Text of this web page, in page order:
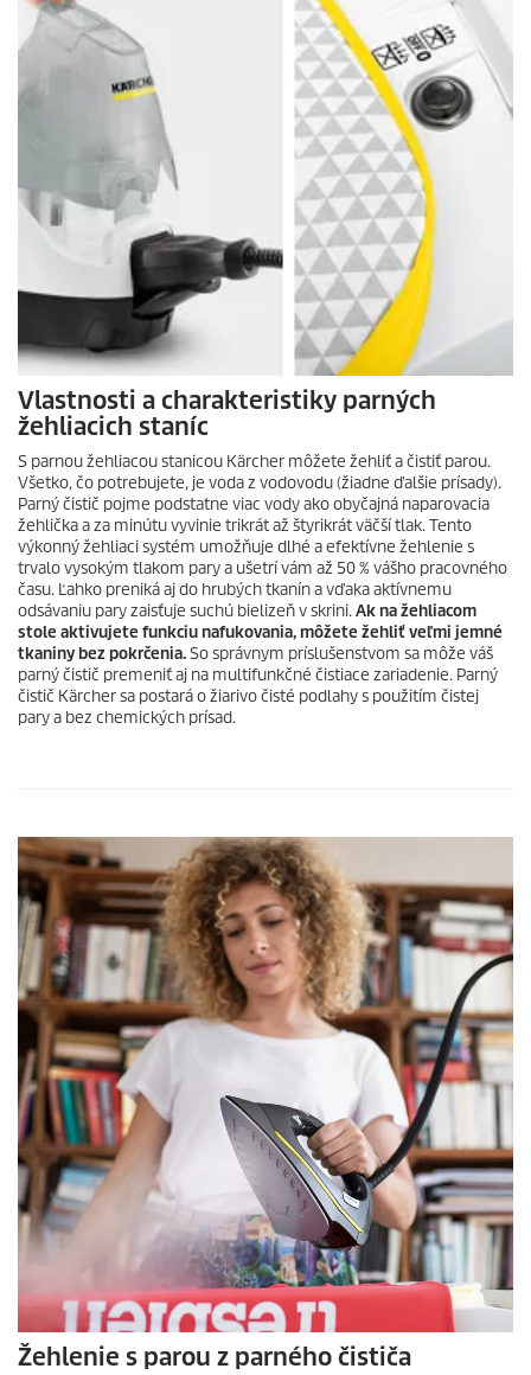
Vlastnosti a charakteristiky parných
žehliacich staníc
S parnou žehliacou stanicou Kärcher môžete žehliť a čistiť parou.
Všetko, čo potrebujete, je voda z vodovodu (žiadne ďalšie prísady).
Parný čistič pojme podstatne viac vody ako obyčajná naparovacia
žehlička a za minútu vyvinie trikrát až štyrikrát väčší tlak. Tento
výkonný žehliaci systém umožňuje dlhé a efektívne žehlenie s
trvalo vysokým tlakom pary a ušetrí vám až 50 % vášho pracovného
času. Ľahko preniká aj do hrubých tkanín a vďaka aktívnemu
odsávaniu pary zaisťuje suchú bielizeň v skrini.Ak na žehliacom
stole aktivujete funkciu nafukovania, môžete žehliť veľmi jemné
tkaniny bez pokrčenia.So správnym príslušenstvom sa môže váš
parný čistič premeniť aj na multifunkčné čistiace zariadenie. Parný
čistič Kärcher sa postará o žiarivo čisté podlahy s použitím čistej
pary a bez chemických prísad.
Žehlenie s parou z parného čističa